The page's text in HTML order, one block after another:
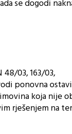
se dogodi
03, 163/03,
ponovna
koja nije
rješenjem na